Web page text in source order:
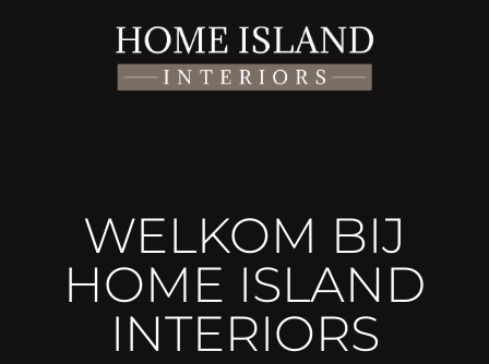
WELKOM BIJ
HOME ISLAND
INTERIORS